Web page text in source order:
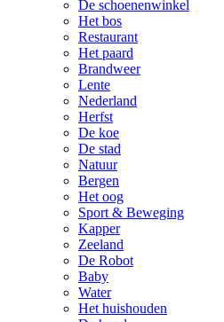
De schoenenwinkel
Het bos
Restaurant
Het paard
Brandweer
Lente
Nederland
Herfst
De koe
De stad
Natuur
Bergen
Het oog
Sport & Beweging
Kapper
Zeeland
De Robot
Baby
Water
Het huishouden